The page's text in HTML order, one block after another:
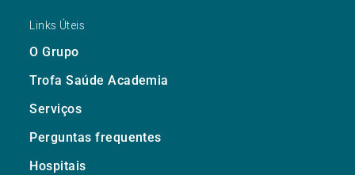
Links Úteis
O Grupo
Trofa Saúde Academia
Serviços
Perguntas frequentes
Hospitais